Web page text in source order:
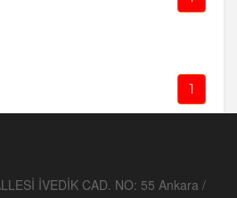
1
İVEDİK CAD. NO: 55 Ankara /